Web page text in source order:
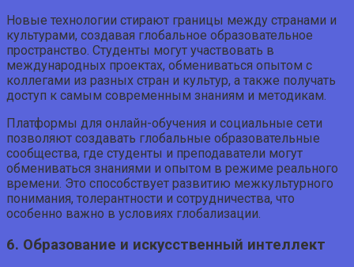
Новые технологии стирают границы между странами и
культурами, создавая глобальное образовательное
пространство. Студенты могут участвовать в
международных проектах, обмениваться опытом с
коллегами из разных стран и культур, а также получать
доступ к самым современным знаниям и методикам.
Платформы для онлайн-обучения и социальные сети
позволяют создавать глобальные образовательные
сообщества, где студенты и преподаватели могут
обмениваться знаниями и опытом в режиме реального
времени. Это способствует развитию межкультурного
понимания, толерантности и сотрудничества, что
особенно важно в условиях глобализации.
6. Образование и искусственный интеллект